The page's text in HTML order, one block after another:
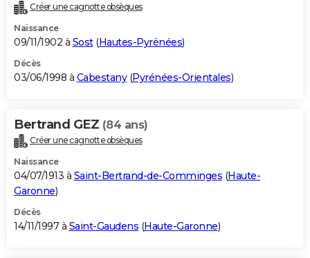
Créer une cagnotte obsèques
Naissance
09/11/1902 à Sost(Hautes-Pyrénées)
Décès
03/06/1998 à Cabestany(Pyrénées-Orientales)
Bertrand GEZ (84 ans)
Créer une cagnotte obsèques
Naissance
04/07/1913 à Saint-Bertrand-de-Comminges (Haute-
Garonne)
Décès
14/11/1997 à Saint-Gaudens (Haute-Garonne)